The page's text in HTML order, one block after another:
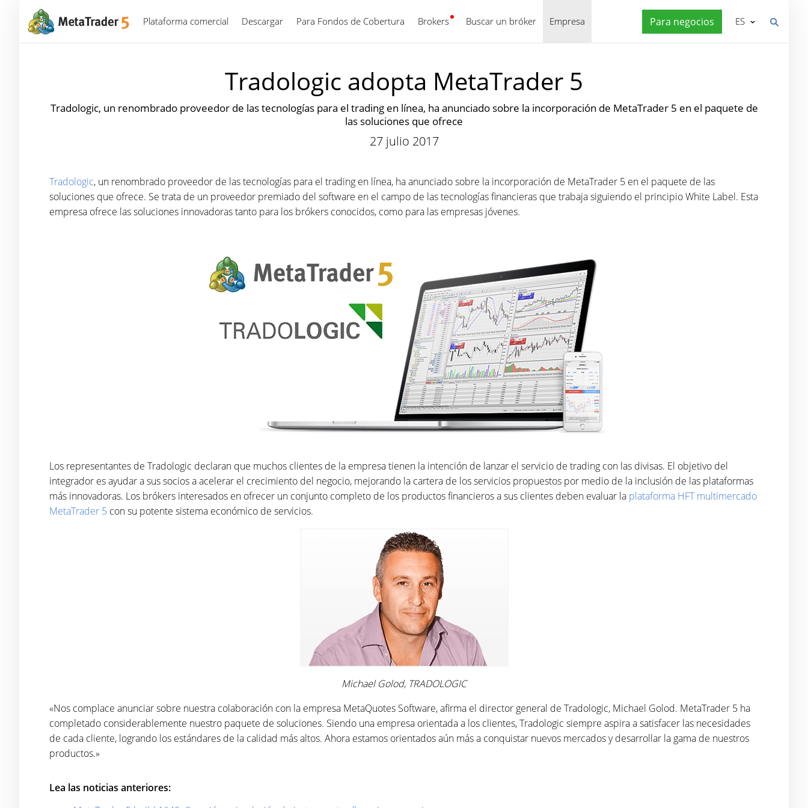
Plataforma comercial Descargar Para Fondos de Cobertura Brokers Buscar un bróker Empresa Para negocios
Español ES
Tradologic adopta MetaTrader 5
Tradologic, un renombrado proveedor de las tecnologías para el trading en línea, ha anunciado sobre la incorporación de MetaTrader 5 en el paquete de
las soluciones que ofrece
27 julio 2017
Tradologic, un renombrado proveedor de las tecnologías para el trading en línea, ha anunciado sobre la incorporación de MetaTrader 5 en el paquete de las
soluciones que ofrece. Se trata de un proveedor premiado del software en el campo de las tecnologías financieras que trabaja siguiendo el principio White Label. Esta
empresa ofrece las soluciones innovadoras tanto para los brókers conocidos, como para las empresas jóvenes.
Los representantes de Tradologic declaran que muchos clientes de la empresa tienen la intención de lanzar el servicio de trading con las divisas. El objetivo del
integrador es ayudar a sus socios a acelerar el crecimiento del negocio, mejorando la cartera de los servicios propuestos por medio de la inclusión de las plataformas
más innovadoras. Los brókers interesados en ofrecer un conjunto completo de los productos financieros a sus clientes deben evaluar la plataforma HFT multimercado
MetaTrader 5 con su potente sistema económico de servicios.
Michael Golod, TRADOLOGIC
«Nos complace anunciar sobre nuestra colaboración con la empresa MetaQuotes Software, afirma el director general de Tradologic, Michael Golod. MetaTrader 5 ha
completado considerablemente nuestro paquete de soluciones. Siendo una empresa orientada a los clientes, Tradologic siempre aspira a satisfacer las necesidades
de cada cliente, logrando los estándares de la calidad más altos. Ahora estamos orientados aún más a conquistar nuevos mercados y desarrollar la gama de nuestros
productos.»
Lea las noticias anteriores: